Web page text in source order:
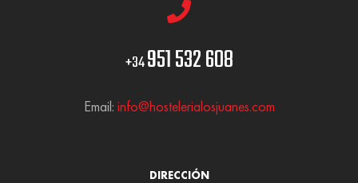
+34951 532 608
Email: info@hostelerialosjuanes.com
DIRECCIÓN